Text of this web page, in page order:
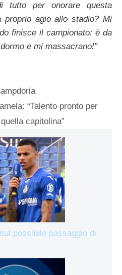
tutto per onorare questa
agio allo stadio? Mi
finisce il campionato: è da
e mi massacrano!”
“Talento pronto per
capitolina”
possibile passaggio di